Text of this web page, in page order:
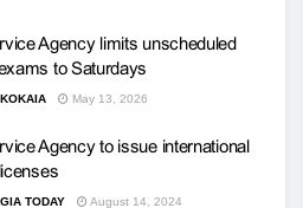
Agency limits unscheduled
to Saturdays
May 13, 2026
Agency to issue international
TODAY August 14, 2024